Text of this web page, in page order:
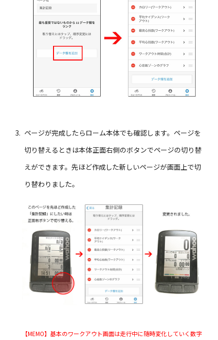
ページが完成したらローム本体でも確認します。ページを
切り替えるときは本体正面右側のボタンでページの切り替
えができます。先ほど作成した新しいページが画面上で切
り替わりました。
【MEMO】基本のワークアウト画面は走行中に随時変化していく数字